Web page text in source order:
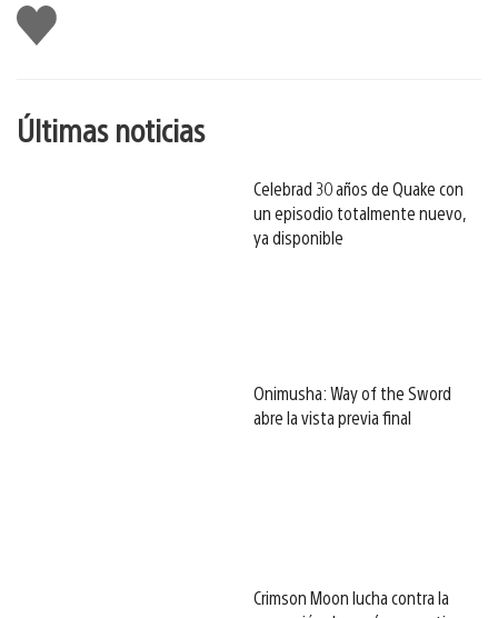
Me
gusta
Últimas noticias
Celebrad 30 años de Quake con
un episodio totalmente nuevo,
ya disponible
Onimusha: Way of the Sword
abre la vista previa final
Crimson Moon lucha contra la